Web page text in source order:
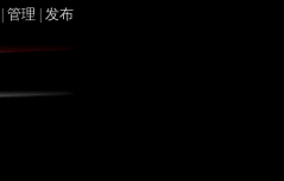
管理 发布